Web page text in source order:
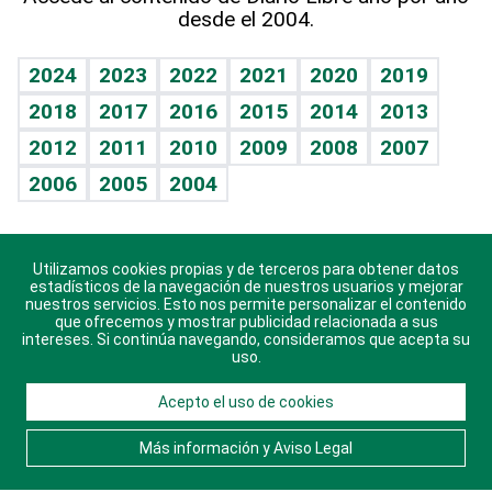
Vida y familia
Eñe
Celebrando la vida
Sin complejos
En pocas palabras
Escuchando al corazón
Economía Personal
TBT Deportivo
Guía del dinero
Horóscopos
Crucigramas
desde el 2004.
2024 2023 2022 2021 2020
2019
2018
2017 2016 2015 2014
2013
2012
2011 2010 2009 2008
2007
2006
2005 2004
Descarga nuestras aplicaciones para Android, iOS y
sistema Huawei.
© 2021 Diario Libre, todos los derechos reservados.
Consulta elAviso Legal. Ponte en Contacto
nosotros y conoce más sobre Diario Libre
Utilizamos cookies propias y de terceros para obtener datos
estadísticos de la navegación de nuestros usuarios y mejorar
nuestros servicios. Esto nos permite personalizar el contenido
que ofrecemos y mostrar publicidad relacionada a sus
intereses. Si continúa navegando, consideramos que acepta su
uso.
Acepto el uso de cookies
Más información y Aviso Legal